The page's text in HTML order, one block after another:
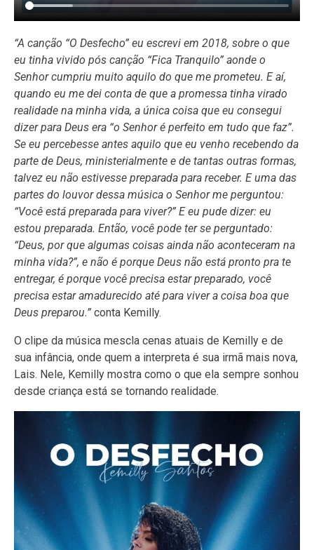
“A canção “O Desfecho” eu escrevi em 2018, sobre o que
eu tinha vivido pós canção “Fica Tranquilo” aonde o
Senhor cumpriu muito aquilo do que me prometeu. E aí,
quando eu me dei conta de que a promessa tinha virado
realidade na minha vida, a única coisa que eu consegui
dizer para Deus era “o Senhor é perfeito em tudo que faz”.
Se eu percebesse antes aquilo que eu venho recebendo da
parte de Deus, ministerialmente e de tantas outras formas,
talvez eu não estivesse preparada para receber. E uma das
partes do louvor dessa música o Senhor me perguntou:
“Você está preparada para viver?” E eu pude dizer: eu
estou preparada. Então, você pode ter se perguntado:
“Deus, por que algumas coisas ainda não aconteceram na
minha vida?”, e não é porque Deus não está pronto pra te
entregar, é porque você precisa estar preparado, você
precisa estar amadurecido até para viver a coisa boa que
Deus preparou.” conta Kemilly.
O clipe da música mescla cenas atuais de Kemilly e de
sua infância, onde quem a interpreta é sua irmã mais nova,
Lais. Nele, Kemilly mostra como o que ela sempre sonhou
desde criança está se tornando realidade.